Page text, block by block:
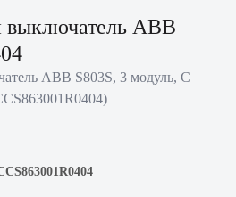
выключатель ABB
ABB S803S, 3 модуль, C